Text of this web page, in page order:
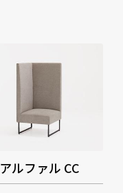
アルファル CC